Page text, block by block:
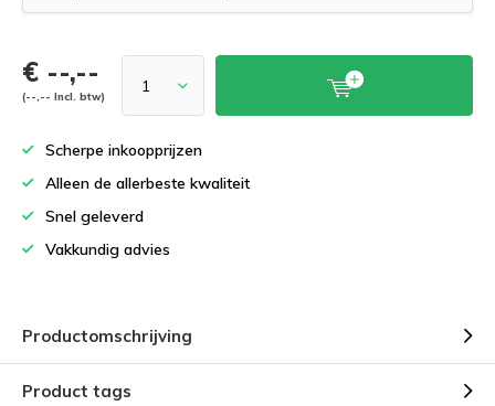
€ --,--
(--,-- Incl. btw)
Scherpe inkoopprijzen
Alleen de allerbeste kwaliteit
Snel geleverd
Vakkundig advies
Productomschrijving
Product tags